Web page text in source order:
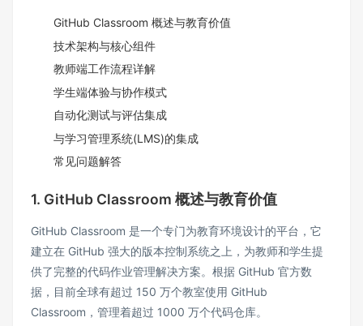
GitHub Classroom 概述与教育价值
技术架构与核心组件
教师端工作流程详解
学生端体验与协作模式
自动化测试与评估集成
与学习管理系统(LMS)的集成
常见问题解答
1. GitHub Classroom 概述与教育价值
GitHub Classroom 是一个专门为教育环境设计的平台，它
建立在 GitHub 强大的版本控制系统之上，为教师和学生提
供了完整的代码作业管理解决方案。根据 GitHub 官方数
据，目前全球有超过 150 万个教室使用 GitHub
Classroom，管理着超过 1000 万个代码仓库。